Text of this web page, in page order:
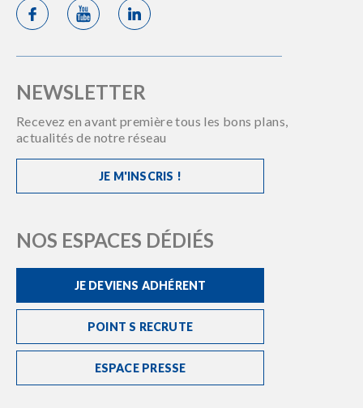
NEWSLETTER
Recevez en avant première tous les bons plans,
actualités de notre réseau
JE M'INSCRIS !
NOS ESPACES DÉDIÉS
JE DEVIENS ADHÉRENT
POINT S RECRUTE
ESPACE PRESSE